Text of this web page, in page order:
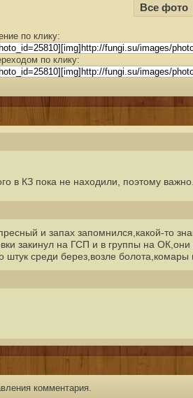
Все фото
по клику:
по клику:
в КЗ пока не находили, поэтому важно.
и запах запомнился,какой-то
закинул на ГСП и в группы на ОК,они
штук среди берез,возле
комментария.